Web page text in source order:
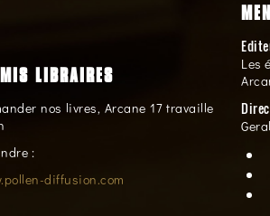
LIBRAIRES
nos livres, Arcane 17 travaille
:
diffusion.com
Les